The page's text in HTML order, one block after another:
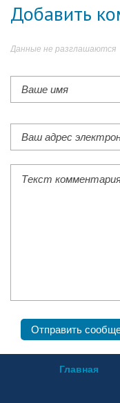
Добавить
Данные не разглашаются
Главная